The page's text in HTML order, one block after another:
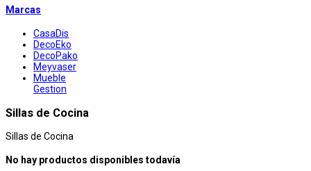
Marcas
CasaDis
DecoEko
DecoPako
Meyvaser
Mueble
Gestion
Sillas de Cocina
Sillas de Cocina
No hay productos disponibles todavía